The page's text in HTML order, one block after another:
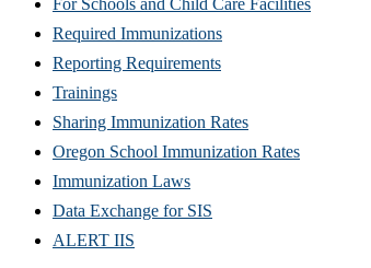
Required Immunizations
Reporting Requirements
Trainings
Sharing Immunization Rates
Oregon School Immunization Rates
Immunization Laws
Data Exchange for SIS
ALERT IIS